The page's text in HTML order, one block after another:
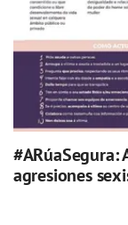
#ARúaSegura:
agresiones